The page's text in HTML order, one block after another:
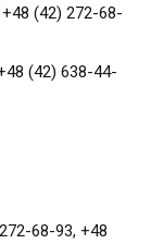
(42) 272-68-
(42) 638-44-
68-93, +48